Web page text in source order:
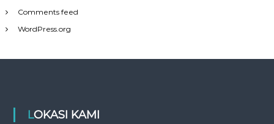
Comments feed
WordPress.org
LOKASI KAMI